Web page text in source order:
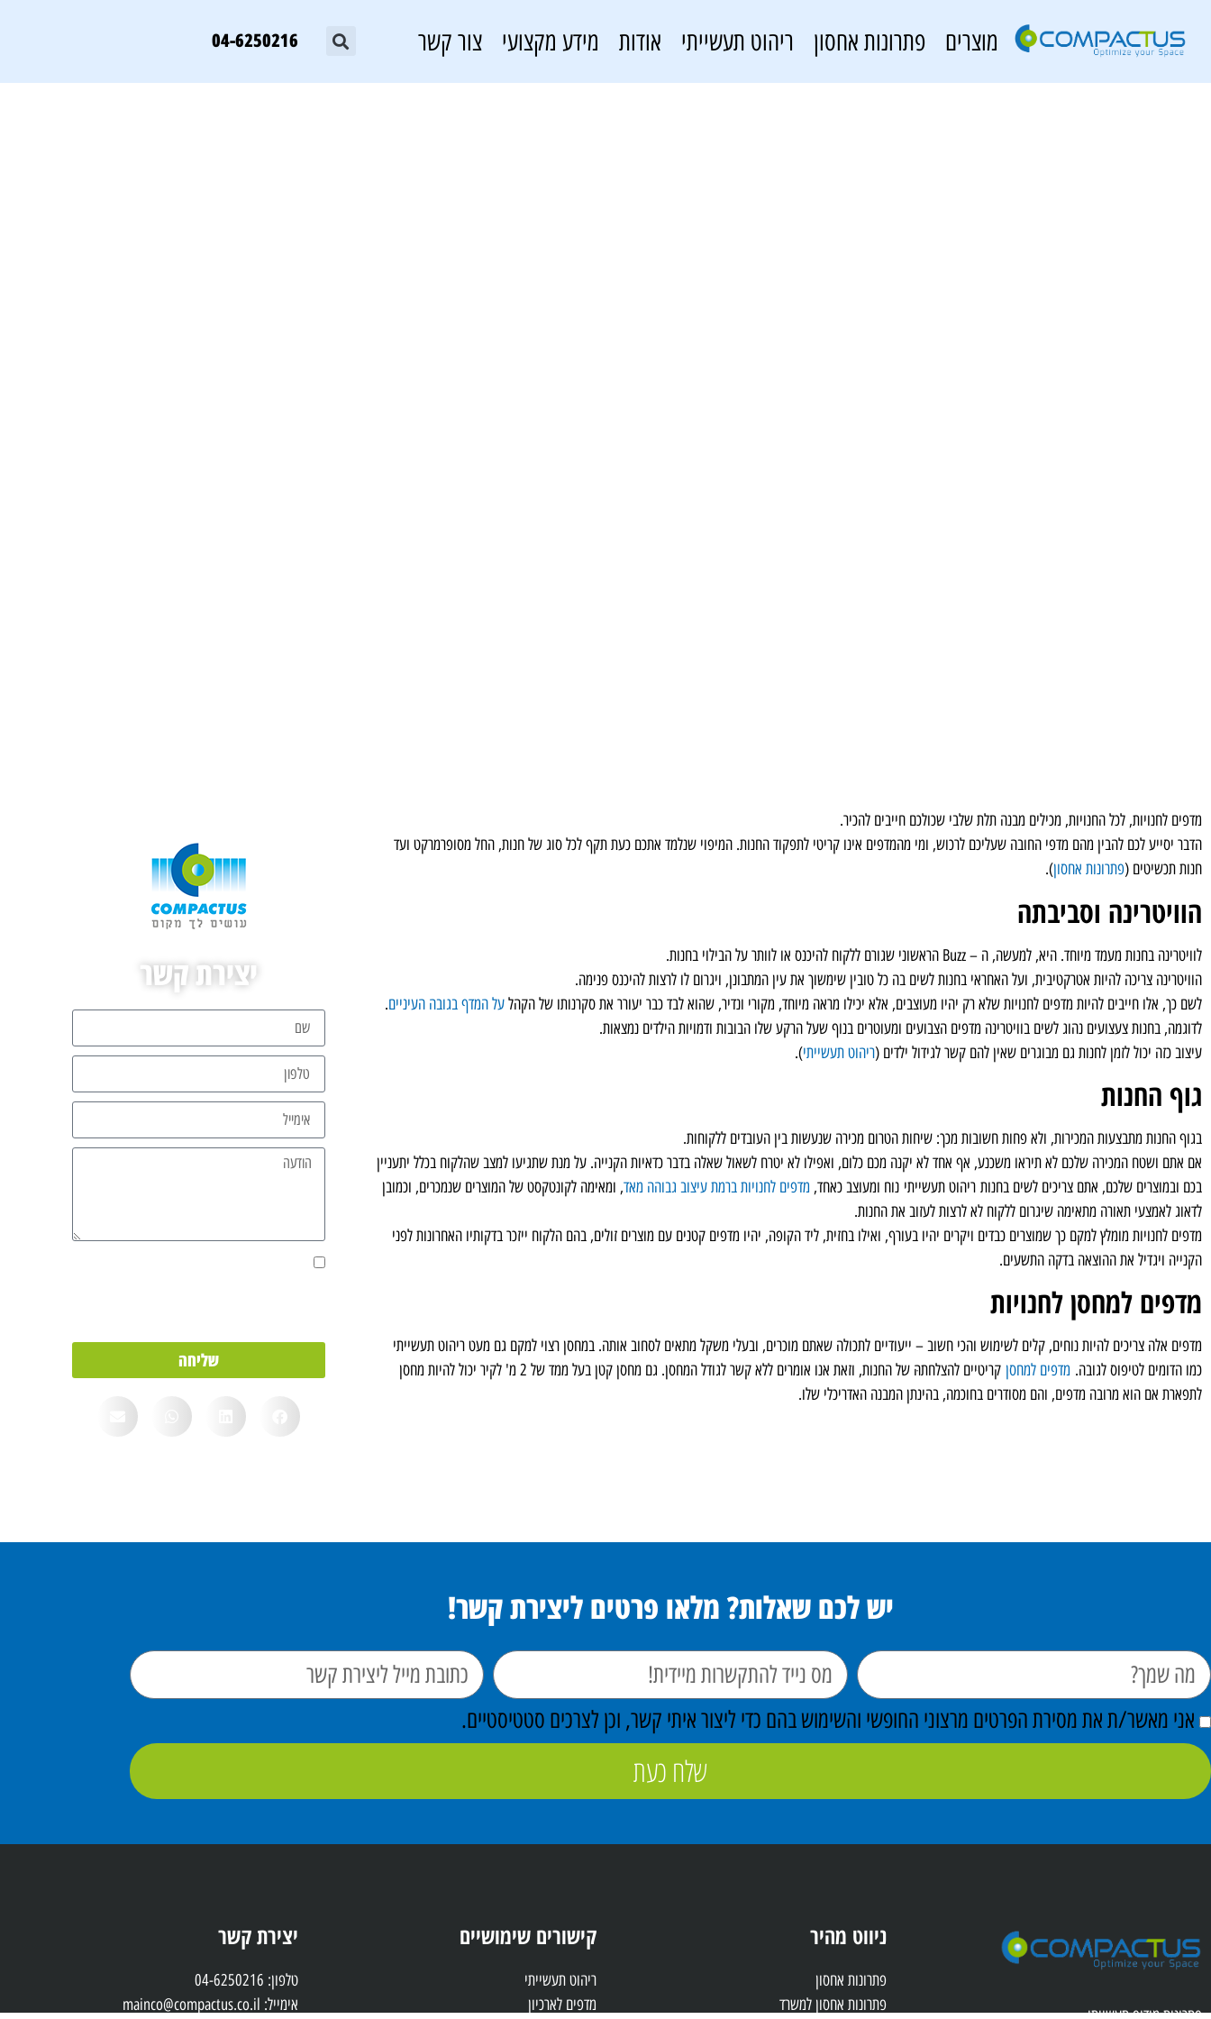
מוצרים פתרונות אחסון ריהוט תעשייתי אודות מידע מקצועי צור קשר 04-6250216
מדפים לחנויות, לכל החנויות, מכילים מבנה תלת שלבי שכולכם חייבים להכיר.
הדבר יסייע לכם להבין מהם מדפי החובה שעליכם לרכוש, ומי מהמדפים אינו קריטי לתפקוד החנות. המיפוי שנלמד אתכם כעת תקף לכל סוג של חנות, החל מסופרמרקט ועד
חנות תכשיטים (פתרונות אחסון).
הוויטרינה וסביבתה
לוויטרינה בחנות מעמד מיוחד. היא, למעשה, ה – Buzz הראשוני שגורם ללקוח להיכנס או לוותר על הבילוי בחנות.
הוויטרינה צריכה להיות אטרקטיבית, ועל האחראי בחנות לשים בה כל טובין שימשוך את עין המתבונן, ויגרום לו לרצות להיכנס פנימה.
לשם כך, אלו חייבים להיות מדפים לחנויות שלא רק יהיו מעוצבים, אלא יכילו מראה מיוחד, מקורי ונדיר, שהוא לבד כבר יעורר את סקרנותו של הקהלעל המדף בגובה העיניים.
לדוגמה, בחנות צעצועים נהוג לשים בוויטרינה מדפים הצבועים ומעוטרים בנוף שעל הרקע שלו הבובות ודמויות הילדים נמצאות.
עיצוב כזה יכול לזמן לחנות גם מבוגרים שאין להם קשר לגידול ילדים (ריהוט תעשייתי).
גוף החנות
בגוף החנות מתבצעות המכירות, ולא פחות חשובות מכך: שיחות הטרום מכירה שנעשות בין העובדים ללקוחות.
אם אתם ושטח המכירה שלכם לא תיראו משכנע, אף אחד לא יקנה מכם כלום, ואפילו לא יטרח לשאול שאלה בדבר כדאיות הקנייה. על מנת שתגיעו למצב שהלקוח בכלל יתעניין
בכם ובמוצרים שלכם, אתם צריכים לשים בחנות ריהוט תעשייתי נוח ומעוצב כאחד, מדפים לחנויות ברמת עיצוב גבוהה מאד, ומאימה לקונטקסט של המוצרים שנמכרים, וכמובן
לדאוג לאמצעי תאורה מתאימה שיגרום ללקוח לא לרצות לעזוב את החנות.
מדפים לחנויות מומלץ למקם כך שמוצרים כבדים ויקרים יהיו בעורף, ואילו בחזית, ליד הקופה, יהיו מדפים קטנים עם מוצרים זולים, בהם הלקוח ייזכר בדקותיו האחרונות לפני
הקנייה ויגדיל את ההוצאה בדקה התשעים.
מדפים למחסן לחנויות
מדפים אלה צריכים להיות נוחים, קלים לשימוש והכי חשוב – ייעודיים לתכולה שאתם מוכרים, ובעלי משקל מתאים לסחוב אותה. במחסן רצוי למקם גם מעט ריהוט תעשייתי
כמו הדומים לטיפוס לגובה. מדפים למחסן
קריטיים להצלחתהּ של החנות, וזאת אנו אומרים ללא קשר לגודל המחסן. גם מחסן קטן בעל ממד של 2 מ' לקיר יכול להיות מחסן
לתפארת אם הוא מרובה מדפים, והם מסודרים בחוכמה, בהינתן המבנה האדריכלי שלו.
יצירת קשר
שליחה
יש לכם שאלות? מלאו פרטים ליצירת קשר!
אני מאשר/ת את מסירת הפרטים מרצוני החופשי והשימוש בהם כדי ליצור איתי קשר, וכן לצרכים סטטיסטיים.
שלח כעת
פתרונות מידוף תעשייתי
ניווט מהיר
פתרונות אחסון
פתרונות אחסון למשרד
קישורים שימושיים
ריהוט תעשייתי
מדפים לארכיון
יצירת קשר
טלפון: 04-6250216
אימייל: mainco@compactus.co.il